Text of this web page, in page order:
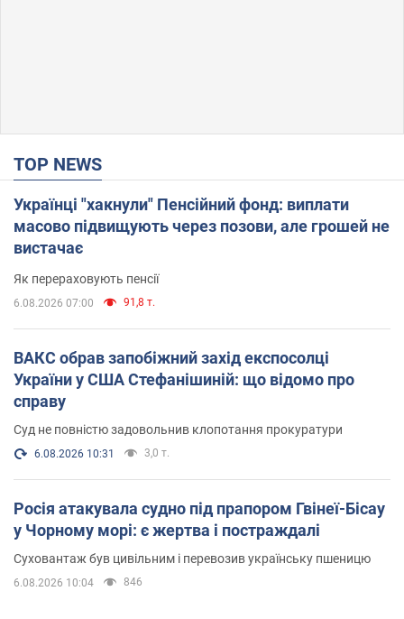
TOP NEWS
Українці "хакнули" Пенсійний фонд: виплати
масово підвищують через позови, але грошей не
вистачає
Як перераховують пенсії
6.08.2026 07:00 91,8 т.
ВАКС обрав запобіжний захід експосолці
України у США Стефанішиній: що відомо про
справу
Суд не повністю задовольнив клопотання прокуратури
6.08.2026 10:31 3,0 т.
Росія атакувала судно під прапором Гвінеї-Бісау
у Чорному морі: є жертва і постраждалі
Суховантаж був цивільним і перевозив українську пшеницю
6.08.2026 10:04 846